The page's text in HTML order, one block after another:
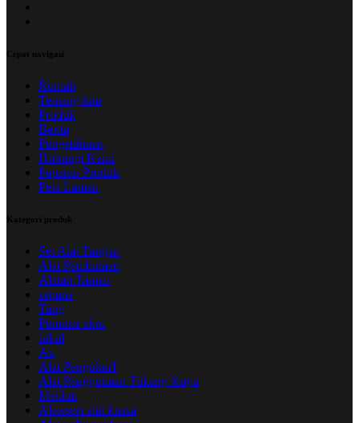
Cepat navigasi
Rumah
Tentang kita
Produk
Berita
Pengetahuan
Hubungi Kami
Paparan Produk
Peta Laman
Kategori produk
Set Alat Tangan
Alat Pembinaan
Alatan Taman
sepana
Tang
Pemutar skru
tukul
Ax
Alat PengukurI
Alat Penggunaan Tukang Kayu
Melihat
Aksesori alat kuasa